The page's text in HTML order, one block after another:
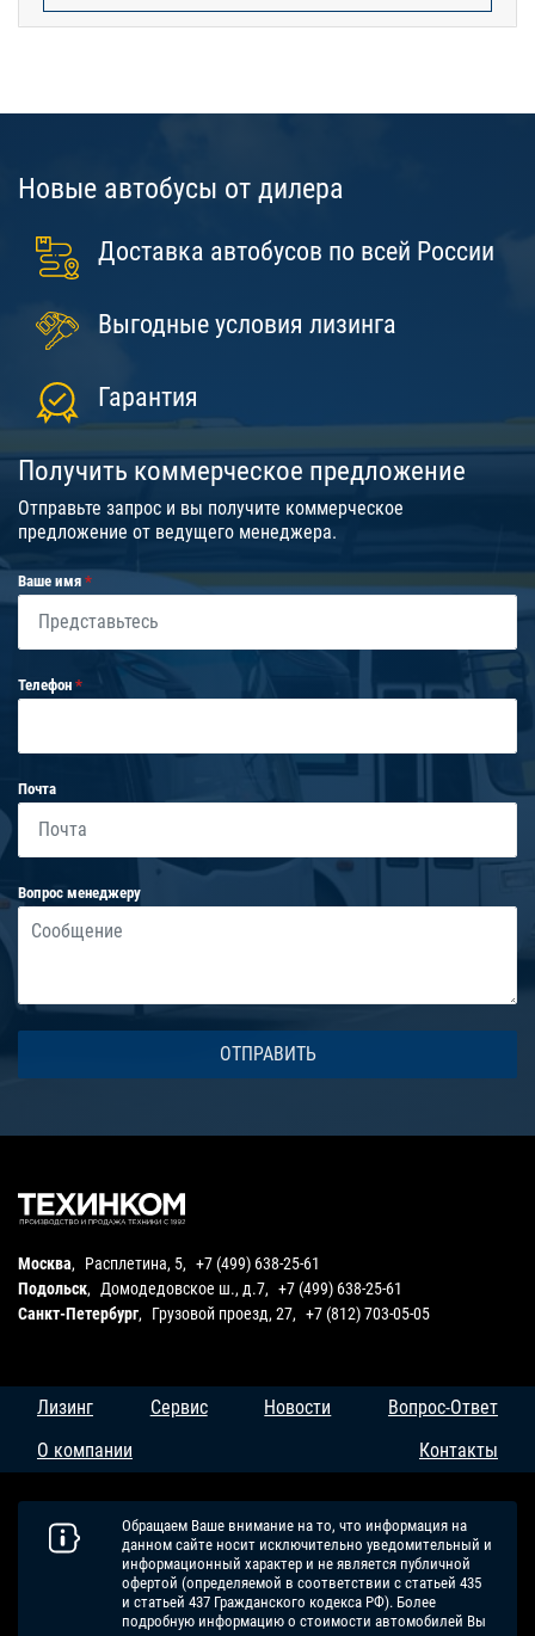
Новые автобусы от дилера
Доставка автобусов по всей России
Выгодные условия лизинга
Гарантия
Получить коммерческое предложение
Отправьте запрос и вы получите коммерческое
предложение от ведущего менеджера.
Ваше имя
Телефон
Почта
Вопрос менеджеру
Москва, Расплетина, 5, +7 (499) 638-25-61
Подольск, Домодедовское ш., д.7, +7 (499) 638-25-61
Санкт-Петербург, Грузовой проезд, 27, +7 (812) 703-05-05
Лизинг Сервис Новости
Вопрос-Ответ
О компании
Контакты
Обращаем Ваше внимание на то, что информация на
данном сайте носит исключительно уведомительный и
информационный характер и не является публичной
офертой (определяемой в соответствии с статьей 435
и статьей 437 Гражданского кодекса РФ). Более
подробную информацию о стоимости автомобилей Вы